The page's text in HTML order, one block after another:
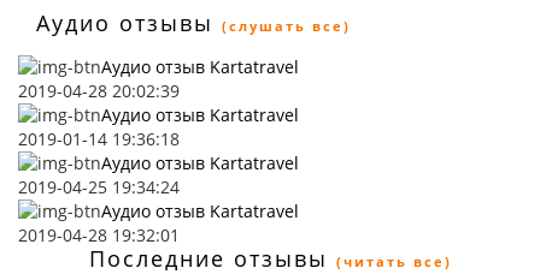
Аудио отзывы (слушать все)
Аудио отзыв Kartatravel
2019-04-28 20:02:39
Аудио отзыв Kartatravel
2019-01-14 19:36:18
Аудио отзыв Kartatravel
2019-04-25 19:34:24
Аудио отзыв Kartatravel
2019-04-28 19:32:01
Последние отзывы (читать все)